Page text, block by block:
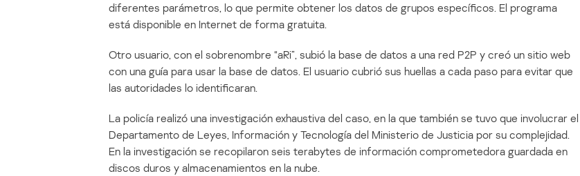
diferentes parámetros, lo que permite obtener los datos de grupos específicos. El programa
está disponible en Internet de forma gratuita.
Otro usuario, con el sobrenombre “aRi”, subió la base de datos a una red P2P y creó un sitio web
con una guía para usar la base de datos. El usuario cubrió sus huellas a cada paso para evitar que
las autoridades lo identificaran.
La policía realizó una investigación exhaustiva del caso, en la que también se tuvo que involucrar el
Departamento de Leyes, Información y Tecnología del Ministerio de Justicia por su complejidad.
En la investigación se recopilaron seis terabytes de información comprometedora guardada en
discos duros y almacenamientos en la nube.